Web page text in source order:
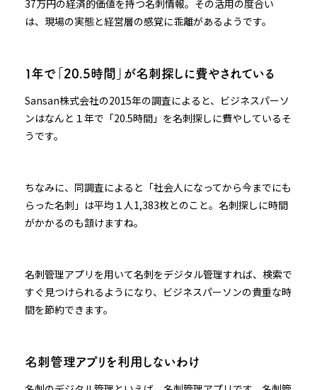
37万円の経済的価値を持つ名刺情報。その活用の度合い
は、現場の実態と経営層の感覚に乖離があるようです。
１年で「20.5時間」が名刺探しに費やされている
Sansan株式会社の2015年の調査によると、ビジネスパーソ
ンはなんと１年で「20.5時間」を名刺探しに費やしているそ
うです。
ちなみに、同調査によると「社会人になってから今までにも
らった名刺」は平均１人1,383枚とのこと。名刺探しに時間
がかかるのも頷けますね。
名刺管理アプリを用いて名刺をデジタル管理すれば、検索で
すぐ見つけられるようになり、ビジネスパーソンの貴重な時
間を節約できます。
名刺管理アプリを利用しないわけ